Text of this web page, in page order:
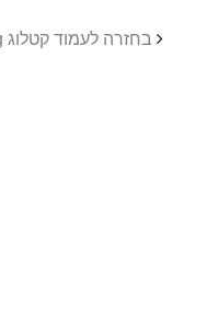
בחזרה לעמוד קטלוג O-Ring אורינגים